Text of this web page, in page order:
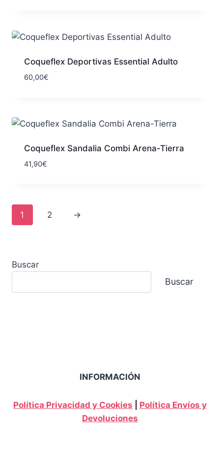
55,00€
65,00€
Coqueflex Deportivas Essential Adulto
60,00€
Coqueflex Sandalia Combi Arena-Tierra
41,90€
1 2 →
Buscar
Buscar
INFORMACIÓN
Política Privacidad y Cookies
Política Envíos y
Devoluciones